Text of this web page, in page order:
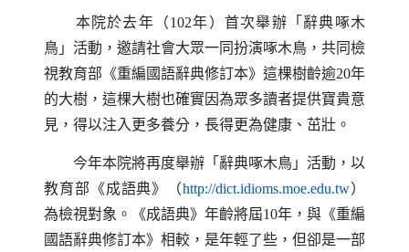
本院於去年（102年）首次舉辦「辭典啄木
鳥」活動，邀請社會大眾一同扮演啄木鳥，共同檢
視教育部《重編國語辭典修訂本》這棵樹齡逾20年
的大樹，這棵大樹也確實因為眾多讀者提供寶貴意
見，得以注入更多養分，長得更為健康、茁壯。
今年本院將再度舉辦「辭典啄木鳥」活動，以
教育部《成語典》（http://dict.idioms.moe.edu.tw（另開
）
為檢視對象。《成語典》年齡將屆10年，與《重編
國語辭典修訂本》相較，是年輕了些，但卻是一部